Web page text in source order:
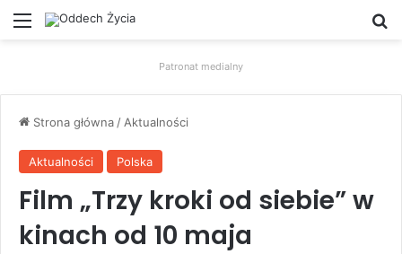
Menu
Patronat medialny
Strona główna / Aktualności
Aktualności Polska
Film „Trzy kroki od siebie” w
kinach od 10 maja